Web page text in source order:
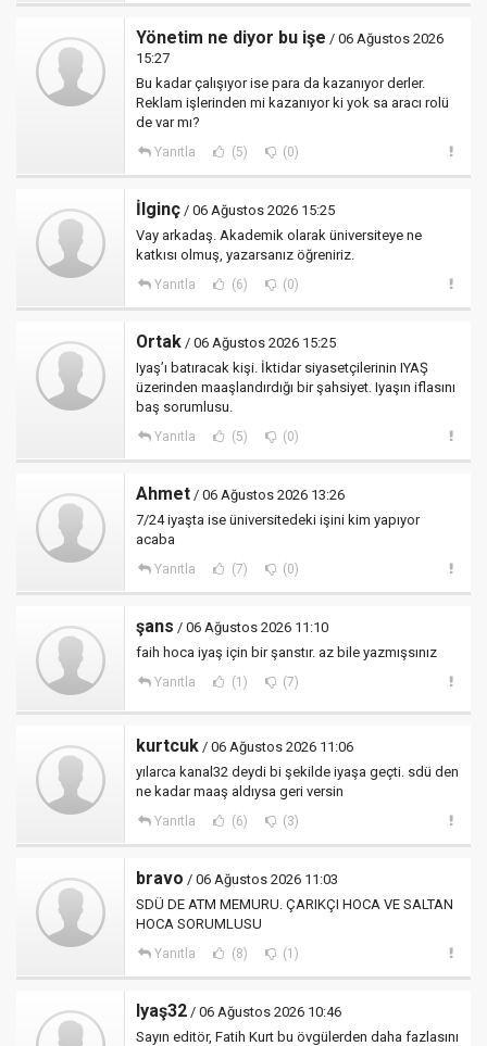
Yönetim ne diyor bu işe / 06 Ağustos 2026
15:27
Bu kadar çalışıyor ise para da kazanıyor derler.
Reklam işlerinden mi kazanıyor ki yok sa aracı rolü
de var mı?
Yanıtla (5) (0)
İlginç / 06 Ağustos 2026 15:25
Vay arkadaş. Akademik olarak üniversiteye ne
katkısı olmuş, yazarsanız öğreniriz.
Yanıtla (6) (0)
Ortak / 06 Ağustos 2026 15:25
Iyaş’ı batıracak kişi. İktidar siyasetçilerinin IYAŞ
üzerinden maaşlandırdığı bir şahsiyet. Iyaşın iflasını
baş sorumlusu.
Yanıtla (5) (0)
Ahmet / 06 Ağustos 2026 13:26
7/24 iyaşta ise üniversitedeki işini kim yapıyor
acaba
Yanıtla (7) (0)
şans / 06 Ağustos 2026 11:10
faih hoca iyaş için bir şanstır. az bile yazmışsınız
Yanıtla (1) (7)
kurtcuk / 06 Ağustos 2026 11:06
yılarca kanal32 deydi bi şekilde iyaşa geçti. sdü den
ne kadar maaş aldıysa geri versin
Yanıtla (6) (3)
bravo / 06 Ağustos 2026 11:03
SDÜ DE ATM MEMURU. ÇARIKÇI HOCA VE SALTAN
HOCA SORUMLUSU
Yanıtla (8) (1)
Iyaş32 / 06 Ağustos 2026 10:46
Sayın editör, Fatih Kurt bu övgülerden daha fazlasını